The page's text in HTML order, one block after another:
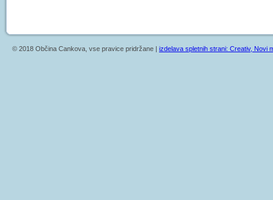
© 2018 Občina Cankova, vse pravice pridržane | izdelava spletnih strani: Creativ, Novi